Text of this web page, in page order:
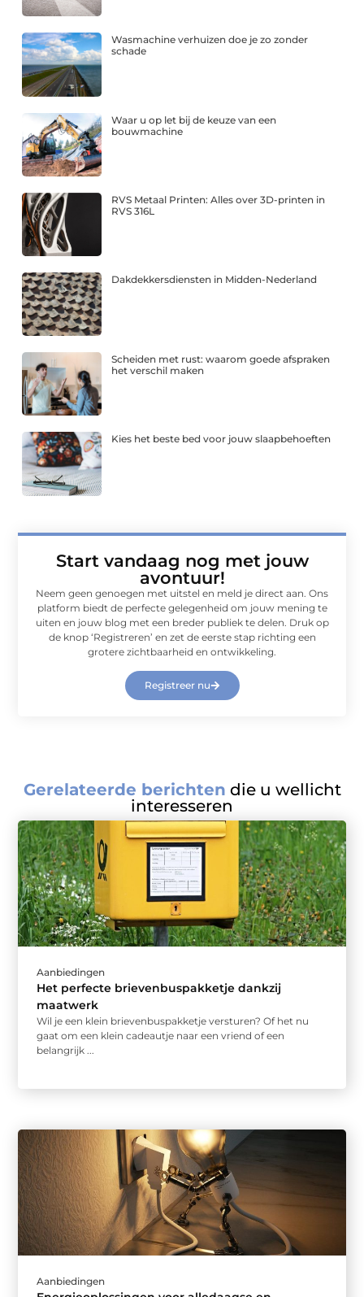
Wasmachine verhuizen doe je zo zonder
schade
Waar u op let bij de keuze van een
bouwmachine
RVS Metaal Printen: Alles over 3D-printen in
RVS 316L
Dakdekkersdiensten in Midden-Nederland
Scheiden met rust: waarom goede afspraken
het verschil maken
Kies het beste bed voor jouw slaapbehoeften
Start vandaag nog met jouw
avontuur!
Neem geen genoegen met uitstel en meld je direct aan. Ons
platform biedt de perfecte gelegenheid om jouw mening te
uiten en jouw blog met een breder publiek te delen. Druk op
de knop ‘Registreren’ en zet de eerste stap richting een
grotere zichtbaarheid en ontwikkeling.
Registreer nu
Gerelateerde berichten die u wellicht
interesseren
Aanbiedingen
Het perfecte brievenbuspakketje dankzij
maatwerk
Wil je een klein brievenbuspakketje versturen? Of het nu
gaat om een klein cadeautje naar een vriend of een
belangrijk ...
Aanbiedingen